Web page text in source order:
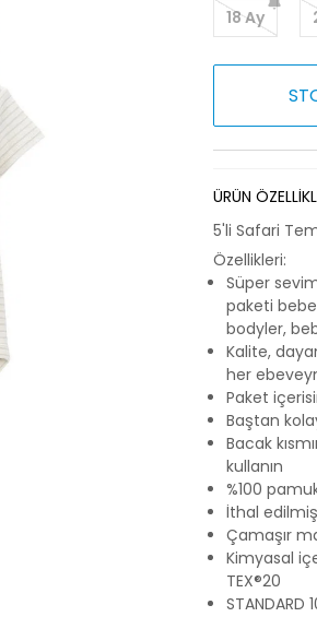
18 Ay
ÜRÜN
5'li Safari
Özellikleri:
Süper
paketi
bodyler,
Kalite,
her
Paket
Baştan
Bacak
kullanın
%100
İthal
Çamaşır
Kimyasal
TEX®20